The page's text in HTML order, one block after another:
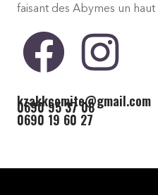
faisant des Abymes un
kzakkcomite@gmail.com
0690 95 37 08
0690 19 60 27